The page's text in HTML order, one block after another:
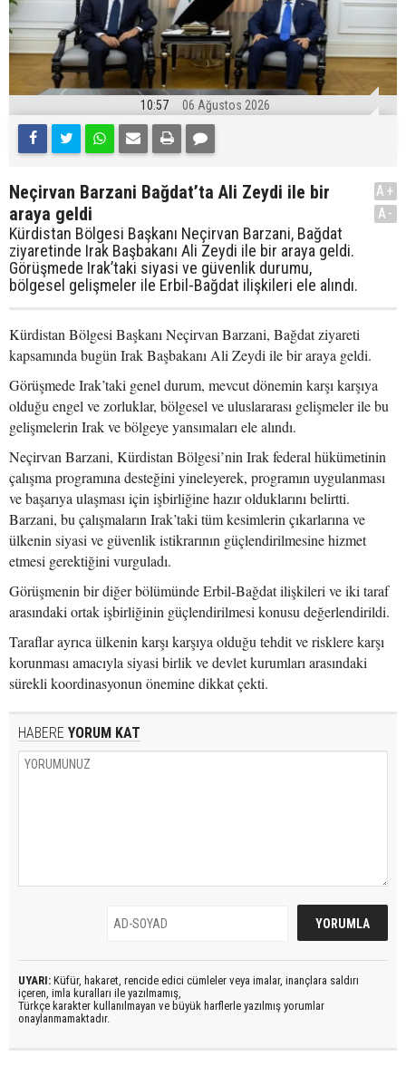
10:57 06 Ağustos 2026
Neçirvan Barzani Bağdat’ta Ali Zeydi ile bir
araya geldi
Kürdistan Bölgesi Başkanı Neçirvan Barzani, Bağdat
ziyaretinde Irak Başbakanı Ali Zeydi ile bir araya geldi.
Görüşmede Irak’taki siyasi ve güvenlik durumu,
bölgesel gelişmeler ile Erbil-Bağdat ilişkileri ele alındı.
A+
A-
Kürdistan Bölgesi Başkanı Neçirvan Barzani, Bağdat ziyareti
kapsamında bugün Irak Başbakanı Ali Zeydi ile bir araya geldi.
Görüşmede Irak’taki genel durum, mevcut dönemin karşı karşıya
olduğu engel ve zorluklar, bölgesel ve uluslararası gelişmeler ile bu
gelişmelerin Irak ve bölgeye yansımaları ele alındı.
Neçirvan Barzani, Kürdistan Bölgesi’nin Irak federal hükümetinin
çalışma programına desteğini yineleyerek, programın uygulanması
ve başarıya ulaşması için işbirliğine hazır olduklarını belirtti.
Barzani, bu çalışmaların Irak’taki tüm kesimlerin çıkarlarına ve
ülkenin siyasi ve güvenlik istikrarının güçlendirilmesine hizmet
etmesi gerektiğini vurguladı.
Görüşmenin bir diğer bölümünde Erbil-Bağdat ilişkileri ve iki taraf
arasındaki ortak işbirliğinin güçlendirilmesi konusu değerlendirildi.
Taraflar ayrıca ülkenin karşı karşıya olduğu tehdit ve risklere karşı
korunması amacıyla siyasi birlik ve devlet kurumları arasındaki
sürekli koordinasyonun önemine dikkat çekti.
HABERE YORUM KAT
UYARI: Küfür, hakaret, rencide edici cümleler veya imalar, inançlara saldırı
içeren, imla kuralları ile yazılmamış,
Türkçe karakter kullanılmayan ve büyük harflerle yazılmış yorumlar
onaylanmamaktadır.